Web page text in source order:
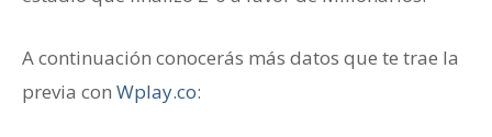
A continuación conocerás más datos que te trae la
previa con Wplay.co: